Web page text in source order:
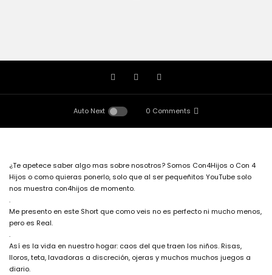
Auto Next 0 Comments
¿Te apetece saber algo mas sobre nosotros? Somos Con4Hijos o Con 4
Hijos o como quieras ponerlo, solo que al ser pequeñitos YouTube solo
nos muestra con4hijos de momento.
.
Me presento en este Short que como veis no es perfecto ni mucho menos,
pero es Real.
.
Así es la vida en nuestro hogar: caos del que traen los niños. Risas,
lloros, teta, lavadoras a discreción, ojeras y muchos muchos juegos a
diario.